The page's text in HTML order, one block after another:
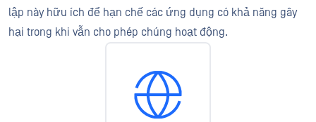
lập này hữu ích để hạn chế các ứng dụng có khả năng gây
hại trong khi vẫn cho phép chúng hoạt động.